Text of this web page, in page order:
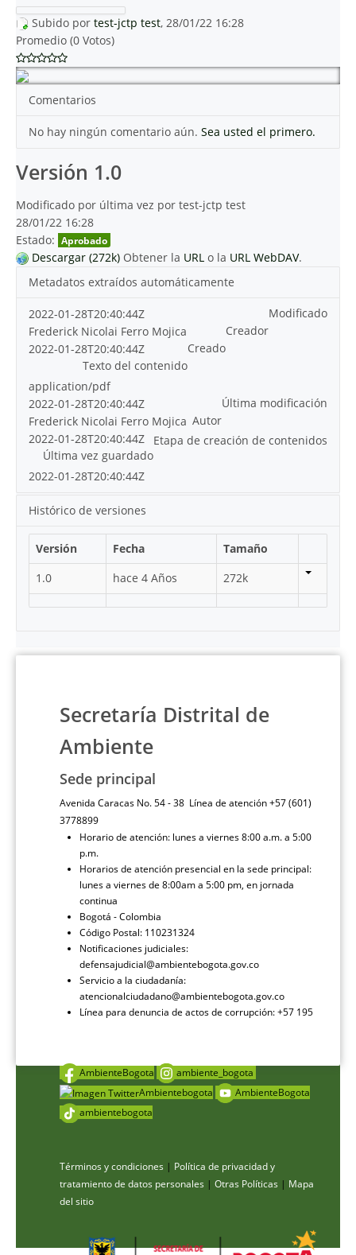
Subido por test-jctp test, 28/01/22 16:28
Promedio (0 Votos)
Comentarios
No hay ningún comentario aún. Sea usted el primero.
Versión 1.0
Modificado por última vez por test-jctp test
28/01/22 16:28
Estado: Aprobado
Descargar (272k) Obtener la URL o la URL WebDAV.
Metadatos extraídos automáticamente
Modificado
2022-01-28T20:40:44Z
Creador
Frederick Nicolai Ferro Mojica
Creado
2022-01-28T20:40:44Z
Texto del contenido
application/pdf
Última modificación
2022-01-28T20:40:44Z
Autor
Frederick Nicolai Ferro Mojica
Etapa de creación de contenidos
2022-01-28T20:40:44Z
Última vez guardado
2022-01-28T20:40:44Z
Histórico de versiones
Versión Fecha
Tamaño
1.0
hace 4 Años 272k
Secretaría Distrital de
Ambiente
Sede principal
Avenida Caracas No. 54 - 38 Línea de atención +57 (601)
3778899
Horario de atención: lunes a viernes 8:00 a.m. a 5:00
p.m.
Horarios de atención presencial en la sede principal:
lunes a viernes de 8:00am a 5:00 pm, en jornada
continua
Bogotá - Colombia
Código Postal: 110231324
Notificaciones judiciales:
defensajudicial@ambientebogota.gov.co
Servicio a la ciudadanía:
atencionalciudadano@ambientebogota.gov.co
Línea para denuncia de actos de corrupción: +57 195
AmbienteBogota
ambiente_bogota
Ambientebogota
AmbienteBogota
ambientebogota
Términos y condiciones | Política de privacidad y
tratamiento de datos personales | Otras Políticas | Mapa
del sitio